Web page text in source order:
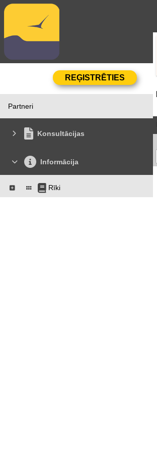
Partneri
Konsultācijas
Informācija
Rīki